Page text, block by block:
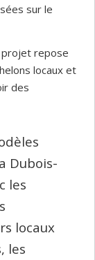
sur le
projet repose
locaux et
des
Dubois-
les
locaux
les